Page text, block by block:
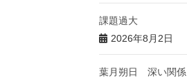
課題過大
2026年8月2日
葉月朔日 深い関係